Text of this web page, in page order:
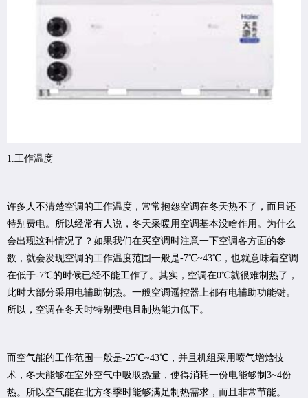
1.工作温度
许多人不清楚空调的工作温度，常常抱怨空调在冬天热不了，而且还
特别费电。所以经常有人说，冬天采暖用空调基本没啥作用。为什么
会出现这种情况了？如果我们在买空调时注意一下空调各方面的参
数，就会发现空调的工作温度范围一般是-7℃~43℃，也就意味着空调
在低于-7℃的时候已经不能工作了。其实，空调在0℃就很难制热了，
此时大部分采用电辅助制热。一般空调遥控器上都有电辅助功能键。
所以，空调在冬天时特别费电且制热能力低下。
而空气能的工作范围一般是-25℃~43℃，并且机组采用喷气增焓技
术，冬天能够在室外空气中吸取热量，使得消耗一份电能够制3~4份
热。所以空气能在北方冬季时能够满足制热需求，而且非常节能。